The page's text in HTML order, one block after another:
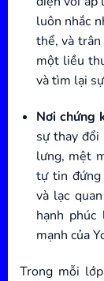
luôn nhắc
thể, và
một liều
và tìm lại
Nơi chứng
sự thay đổi
lưng, mệt
tự tin đứng
và lạc
hạnh
mạnh của
Trong mỗi